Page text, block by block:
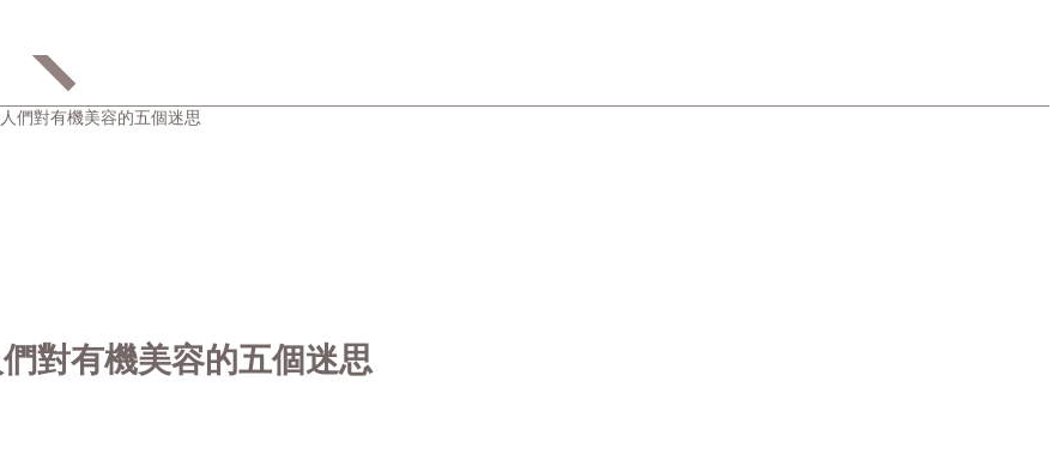
們對有機美容的五個迷思
對有機美容的五個迷思